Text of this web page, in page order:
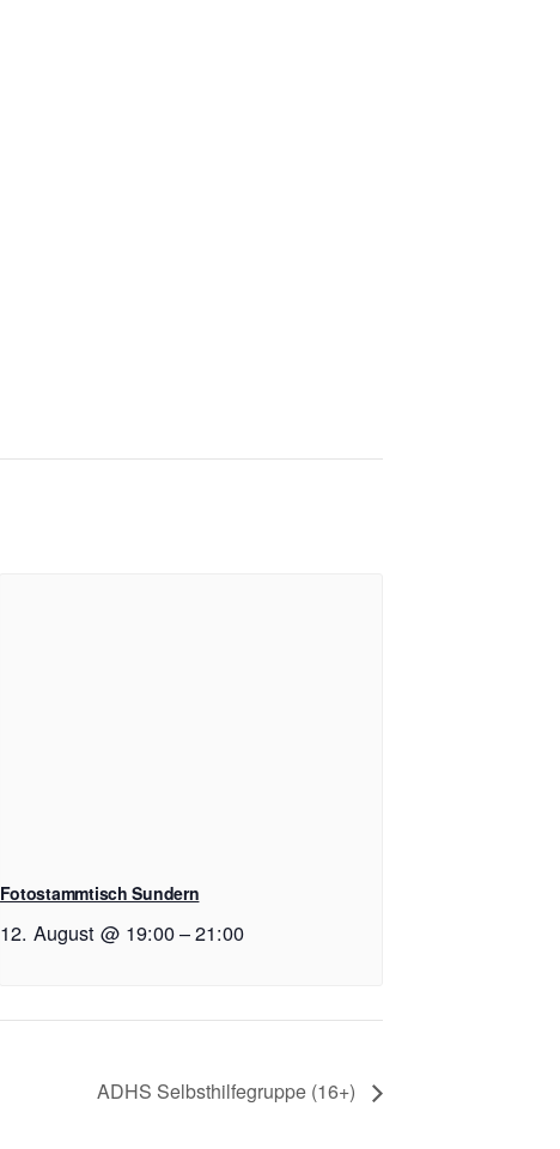
Fotostammtisch Sundern
12. August @ 19:00–21:00
ADHS Selbsthilfegruppe (16+)